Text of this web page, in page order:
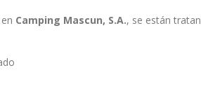
Camping Mascun, S.A., se están